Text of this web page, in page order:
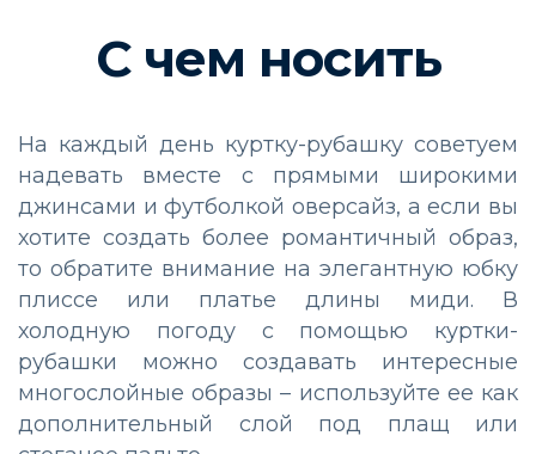
С чем носить
На каждый день куртку-рубашку советуем
надевать
вместе с прямыми
широкими
джинсами и футболкой оверсайз, аесли вы
хотите создать более романтичный образ,
то обратите внимание на элегантную юбку
плиссе
или платье длины миди. В
холодную
погоду с помощью куртки-
рубашки
можно создавать
интересные
многослойные образы – используйте ее как
дополнительный
слой под плащ
или